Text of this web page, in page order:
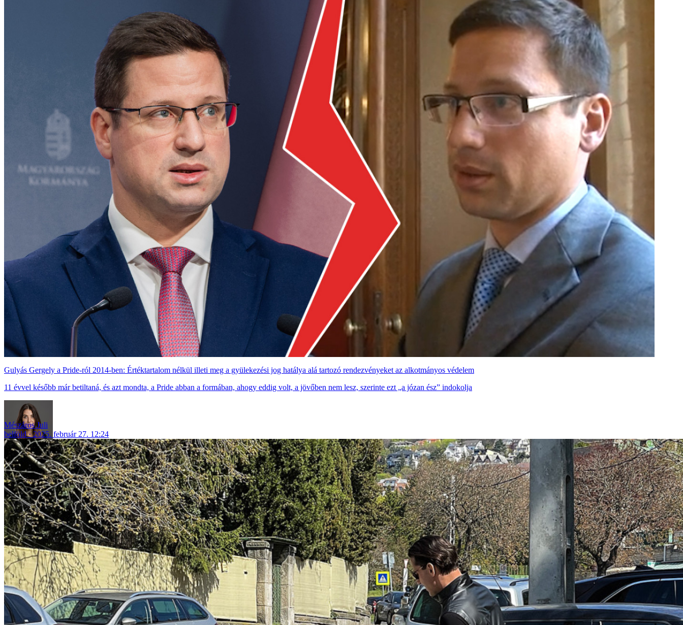
Gulyás Gergely a Pride-ról 2014-ben: Értéktartalom nélkül illeti meg a gyülekezési jog hatálya alá tartozó rendezvényeket az alkotmányos védelem
11 évvel később már betiltaná, és azt mondta, a Pride abban a formában, ahogy eddig volt, a jövőben nem lesz, szerinte ezt „a józan ész” indokolja
Mészáros Juli
belföld
2025. február 27. 12:24